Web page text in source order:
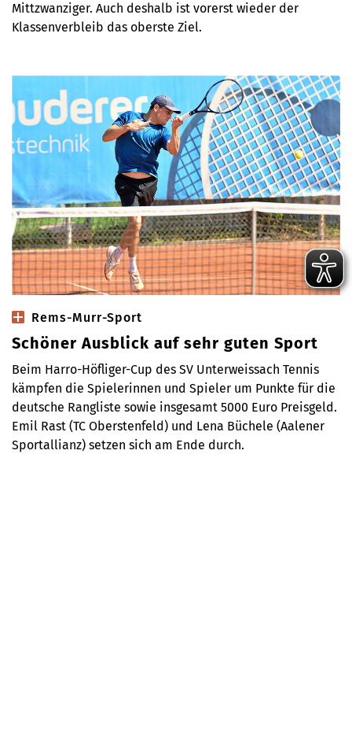
Mittzwanziger. Auch deshalb ist vorerst wieder der
Klassenverbleib das oberste Ziel.
Rems-Murr-Sport
Schöner Ausblick auf sehr guten Sport
Beim Harro-Höfliger-Cup des SV Unterweissach Tennis
kämpfen die Spielerinnen und Spieler um Punkte für die
deutsche Rangliste sowie insgesamt 5000 Euro Preisgeld.
Emil Rast (TC Oberstenfeld) und Lena Büchele (Aalener
Sportallianz) setzen sich am Ende durch.